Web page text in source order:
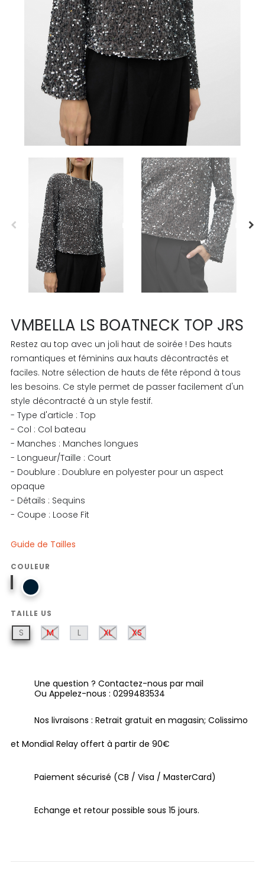
VMBELLA LS BOATNECK TOP JRS
Restez au top avec un joli haut de soirée ! Des hauts
romantiques et féminins aux hauts décontractés et
faciles. Notre sélection de hauts de fête répond à tous
les besoins. Ce style permet de passer facilement d'un
style décontracté à un style festif.
- Type d'article : Top
- Col : Col bateau
- Manches : Manches longues
- Longueur/Taille : Court
- Doublure : Doublure en polyester pour un aspect
opaque
- Détails : Sequins
- Coupe : Loose Fit
Guide de Tailles
COULEUR
GRIFFIN/GRIFFIN
SEQUINS
TAILLE US
S M L XL XS
Une question ? Contactez-nous par mail
Ou Appelez-nous : 0299483534
Nos livraisons : Retrait gratuit en magasin; Colissimo
et Mondial Relay offert à partir de 90€
Paiement sécurisé (CB / Visa / MasterCard)
Echange et retour possible sous 15 jours.